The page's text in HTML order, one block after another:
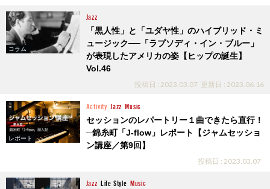
コラム
Jazz
「黒人性」と「ユダヤ性」のハイブリッド・ミ
ュージック──「ラプソディ・イン・ブルー」
が表現したアメリカの姿【ヒップの誕生】
Vol.46
投稿日 : 2023.03.07 更新日 : 2023.06.16
レポート
Activity Jazz Music
セッションのレパートリー１曲できたら直行！
─錦糸町「J-flow」レポート【ジャムセッショ
ン講座／第9回】
投稿日 : 2023.03.07
Jazz Life Style Music